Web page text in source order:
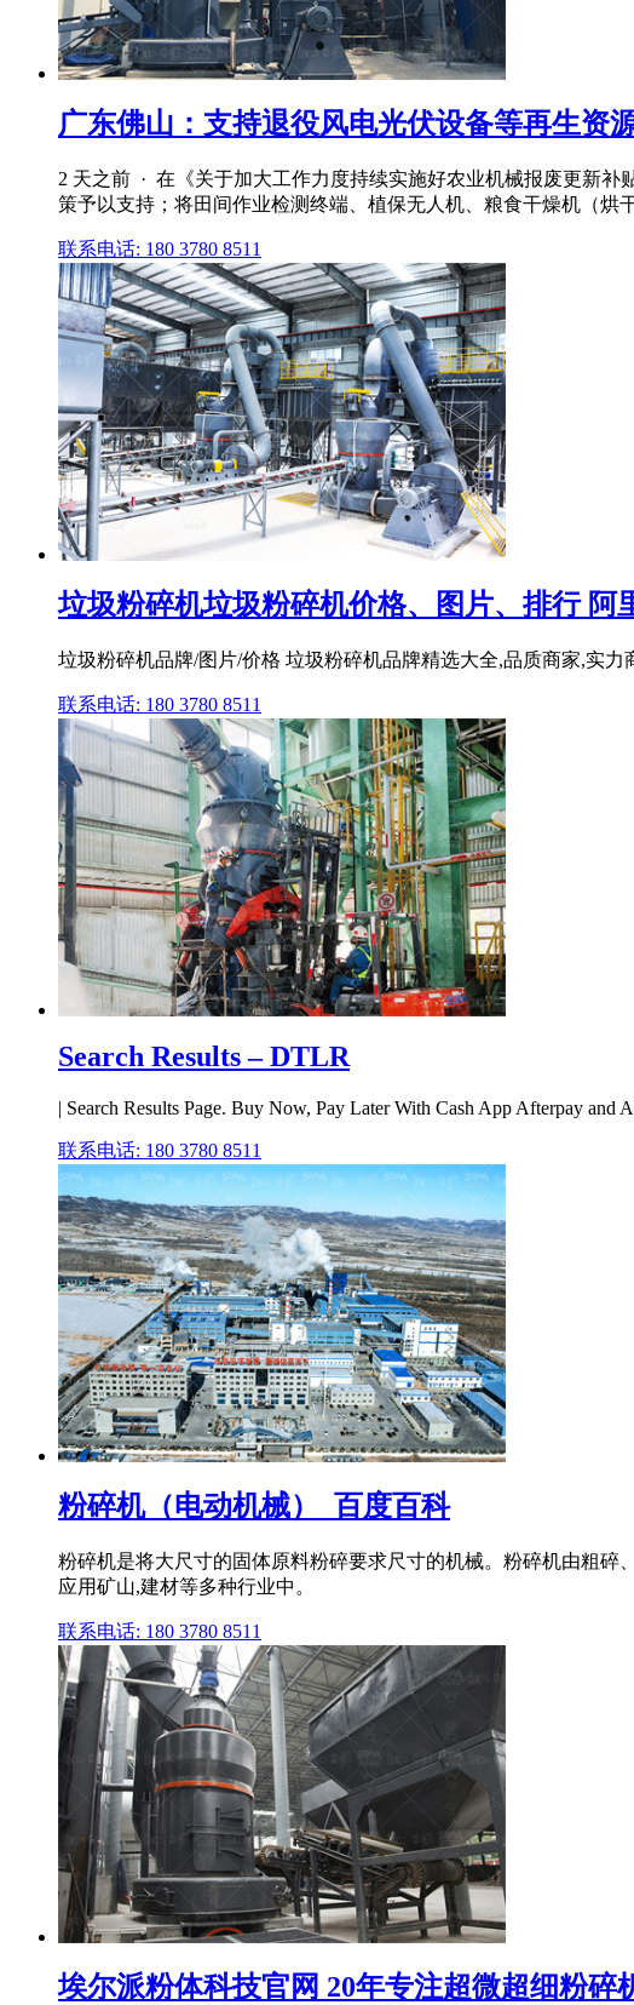
广东佛山：支持退役风电光伏设备等再生资
2 天之前 · 在《关于加大工作力度持续实施好农业机械报废更新
策予以支持；将田间作业检测终端、植保无人机、粮食干燥机（烘
联系电话: 180 3780 8511
垃圾粉碎机垃圾粉碎机价格、图片、排行 阿
垃圾粉碎机品牌/图片/价格 垃圾粉碎机品牌精选大全,品质商家,实
联系电话: 180 3780 8511
Search Results – DTLR
| Search Results Page. Buy Now, Pay Later With Cash App Afterpay and
联系电话: 180 3780 8511
粉碎机（电动机械）_百度百科
粉碎机是将大尺寸的固体原料粉碎要求尺寸的机械。粉碎机由粗
应用矿山,建材等多种行业中。
联系电话: 180 3780 8511
埃尔派粉体科技官网 20年专注超微超细粉碎